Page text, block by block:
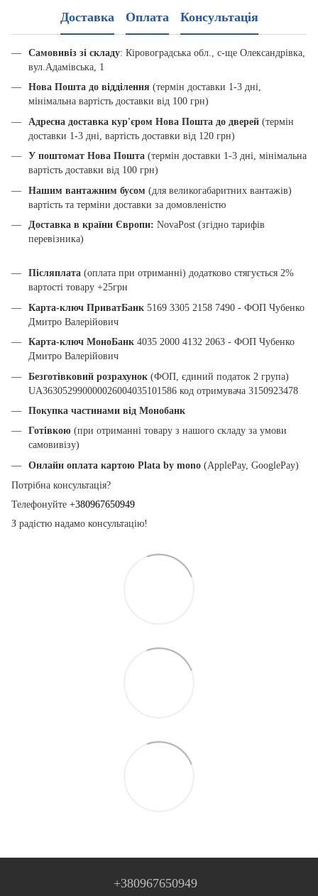
Доставка Оплата Консультація
Самовивіз зі складу: Кіровоградська обл., с-ще Олександрівка,
вул.Адамівська, 1
Нова Пошта до відділення (термін доставки 1-3 дні,
мінімальна вартість доставки від 100 грн)
Адресна доставка кур'єром Нова Пошта до дверей (термін
доставки 1-3 дні, вартість доставки від 120 грн)
У поштомат Нова Пошта (термін доставки 1-3 дні, мінімальна
вартість доставки від 100 грн)
Нашим вантажним бусом (для великогабаритних вантажів)
вартість та терміни доставки за домовленістю
Доставка в країни Європи: NovaPost (згідно тарифів
перевізника)
Післяплата (оплата при отриманні) додатково стягується 2%
вартості товару +25грн
Карта-ключ ПриватБанк 5169 3305 2158 7490 - ФОП Чубенко
Дмитро Валерійович
Карта-ключ МоноБанк 4035 2000 4132 2063 - ФОП Чубенко
Дмитро Валерійович
Безготівковий розрахунок (ФОП, єдиний податок 2 група)
UA363052990000026004035101586 код отримувача 3150923478
Покупка частинами від Монобанк
Готівкою (при отриманні товару з нашого складу за умови
самовивізу)
Онлайн оплата картою Plata by mono (ApplePay, GooglePay)
Потрібна консультація?
Телефонуйте +380967650949
З радістю надамо консультацію!
+380967650949